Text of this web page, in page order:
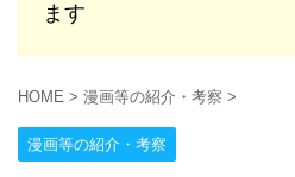
ます
HOME > 漫画等の紹介・考察 >
漫画等の紹介・考察